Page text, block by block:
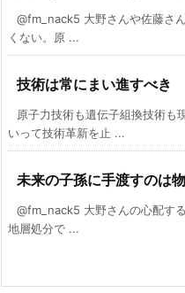
@fm_nack5 大野さんや佐藤さ
くない。原 ...
技術は常にまい進すべき
原子力技術も遺伝子組換技術も
いって技術革新を止 ...
未来の子孫に手渡すのは
@fm_nack5 大野さんの心配す
地層処分で ...